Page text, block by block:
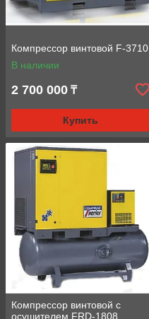
Компрессор винтовой F-3710
В наличии
2 700 000 ₸
Купить
Компрессор винтовой с
осушителем FRD-1808